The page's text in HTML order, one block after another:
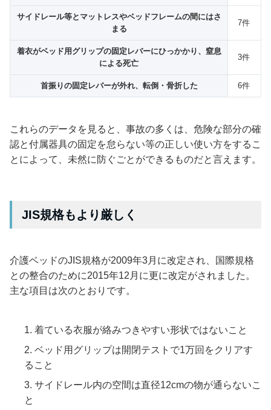
サイドレール等とマットレスやベッドフレームの間にはさ
まる
7件
着衣がベッド用グリップの固定レバーにひっかかり、窒息
による死亡
3件
首振りの固定レバーが外れ、転倒・骨折した 6件
これらのデータを見ると、事故の多くは、危険な部分の確
認と付属器具の固定を怠らない等の正しい使い方をするこ
とによって、未然に防ぐごとができるものだと言えます。
JIS規格もより厳しく
介護ベッドのJIS規格が2009年3月に改定され、国際規格
との整合のために2015年12月に更に改定がされました。
主な項目は次のとおりです。
着ている衣服が絡みつきやすい形状ではないこと
ベッド用グリップは開閉テストで1万回をクリアす
ること
サイドレール内の空間は直径12cmの物が通らないこ
と